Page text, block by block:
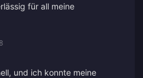
für all meine
und ich konnte meine